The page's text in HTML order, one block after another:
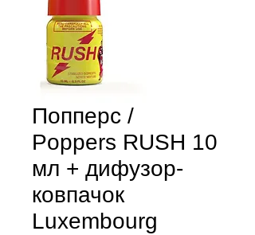
Попперс /
Poppers RUSH 10
мл + дифузор-
ковпачок
Luxembourg